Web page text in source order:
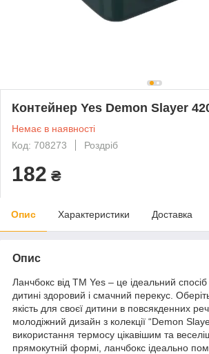
Контeйнер Yes Demon Slayer
Немає в наявності
Код: 708273
Роздріб
182 ₴
Опис Характеристики Доставка
Опис
Ланчбокс від ТМ Yes – це ідеальний
дитині здоровий і смачний перекус.
якість для своєї дитини в повсякденних
молодіжний дизайн з колекції “Demon
використання термосу цікавішим та
прямокутній формі, ланчбокс ідеально